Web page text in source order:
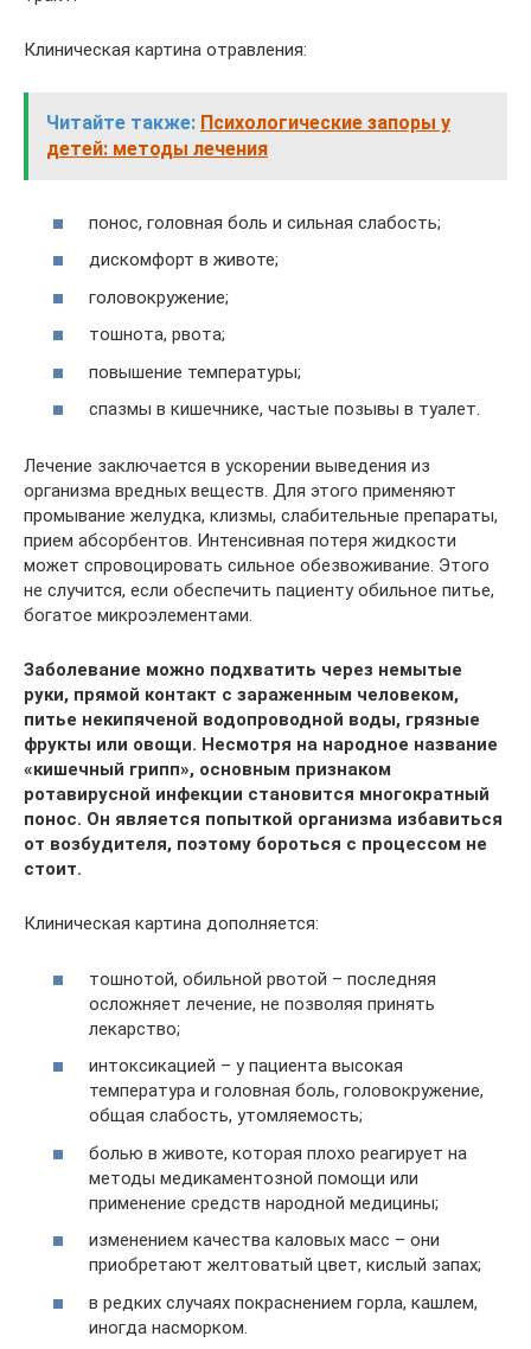
Клиническая картина отравления:
Читайте также: Психологические запоры у
детей: методы лечения
понос, головная боль и сильная слабость;
дискомфорт в животе;
головокружение;
тошнота, рвота;
повышение температуры;
спазмы в кишечнике, частые позывы в туалет.
Лечение заключается в ускорении выведения из
организма вредных веществ. Для этого применяют
промывание желудка, клизмы, слабительные препараты,
прием абсорбентов. Интенсивная потеря жидкости
может спровоцировать сильное обезвоживание. Этого
не случится, если обеспечить пациенту обильное питье,
богатое микроэлементами.
Заболевание можно подхватить через немытые
руки, прямой контакт с зараженным человеком,
питье некипяченой водопроводной воды, грязные
фрукты или овощи. Несмотря на народное название
«кишечный грипп», основным признаком
ротавирусной инфекции становится многократный
понос. Он является попыткой организма избавиться
от возбудителя, поэтому бороться с процессом не
стоит.
Клиническая картина дополняется:
тошнотой, обильной рвотой – последняя
осложняет лечение, не позволяя принять
лекарство;
интоксикацией – у пациента высокая
температура и головная боль, головокружение,
общая слабость, утомляемость;
болью в животе, которая плохо реагирует на
методы медикаментозной помощи или
применение средств народной медицины;
изменением качества каловых масс – они
приобретают желтоватый цвет, кислый запах;
в редких случаях покраснением горла, кашлем,
иногда насморком.